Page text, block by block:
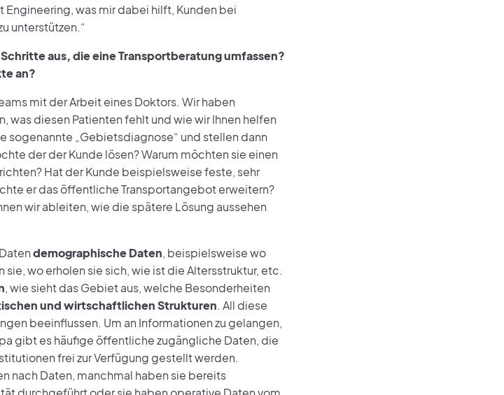
Engineering, was mir dabei hilft, Kunden bei
unterstützen.“
aus, die eine Transportberatung umfassen?
an?
mit der Arbeit eines Doktors. Wir haben
was diesen Patienten fehlt und wie wir Ihnen helfen
sogenannte „Gebietsdiagnose“ und stellen dann
der der Kunde lösen? Warum möchten sie einen
Hat der Kunde beispielsweise feste, sehr
er das öffentliche Transportangebot erweitern?
wir ableiten, wie die spätere Lösung aussehen
demographische Daten, beispielsweise wo
wo erholen sie sich, wie ist die Altersstruktur, etc.
, wie sieht das Gebiet aus, welche Besonderheiten
und wirtschaftlichen Strukturen. All diese
beeinflussen. Um an Informationen zu gelangen,
gibt es häufige öffentliche zugängliche Daten, die
frei zur Verfügung gestellt werden.
nach Daten, manchmal haben sie bereits